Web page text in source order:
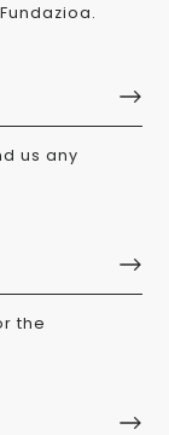
us any
the